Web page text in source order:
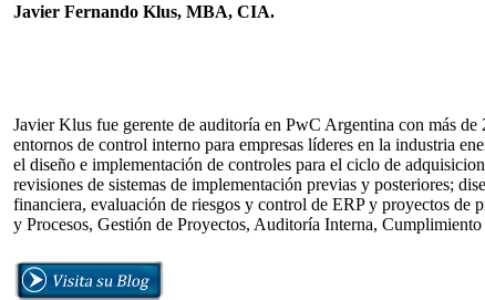
Javier Fernando Klus, MBA, CIA.
Javier Klus fue gerente de auditoría en PwC Argentina con más
entornos de control interno para empresas líderes en la industria
el diseño e implementación de controles para el ciclo de
revisiones de sistemas de implementación previas y posteriores;
financiera, evaluación de riesgos y control de ERP y proyectos
y Procesos, Gestión de Proyectos, Auditoría Interna,